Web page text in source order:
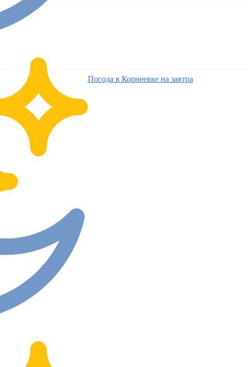
Погода в Корнеевке на завтра